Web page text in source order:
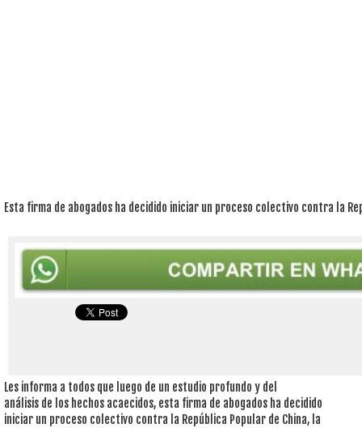
Esta firma de abogados ha decidido iniciar un proceso colectivo contra la
Les informa a todos que luego de un estudio profundo y del
análisis de los hechos acaecidos, esta firma de abogados ha decidido
iniciar un proceso colectivo contra la República Popular de China, la